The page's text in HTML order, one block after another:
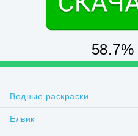
58.7%
Водные раскраски
Елвик